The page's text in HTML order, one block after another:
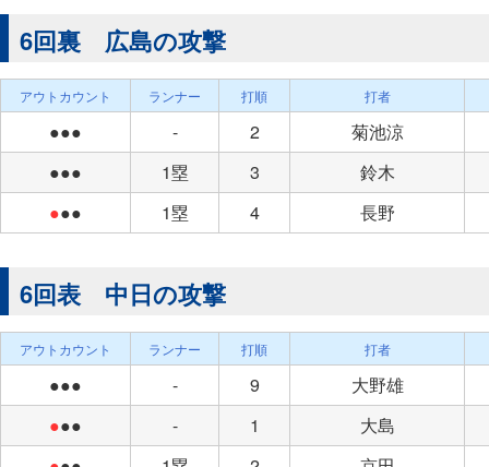
6回裏 広島の攻撃
アウトカウント ランナー 打順 打者
●●● - 2
菊池涼
●●●
1塁 3
鈴木
●●● 1塁 4 長野
6回表 中日の攻撃
アウトカウント ランナー 打順 打者
●●● - 9
大野雄
●●● - 1
大島